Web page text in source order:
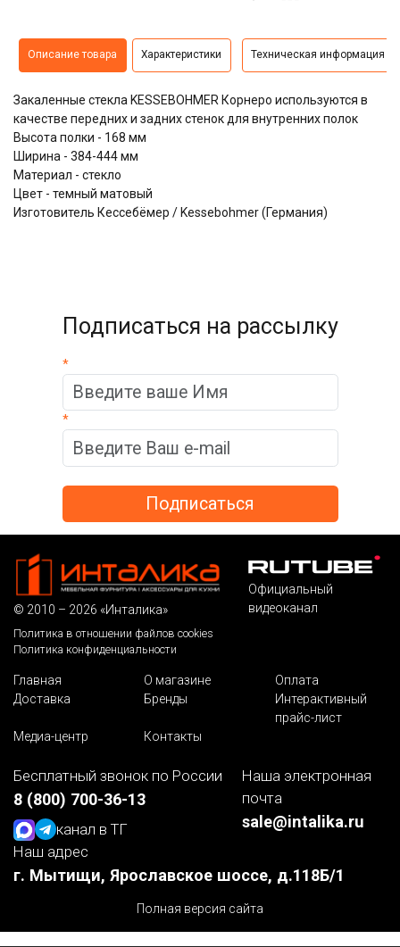
Описание товара Характеристики Техническая информация
Закаленные стекла KESSEBOHMER Корнеро используются в
качестве передних и задних стенок для внутренних полок
Высота полки - 168 мм
Ширина - 384-444 мм
Материал - стекло
Цвет - темный матовый
Изготовитель Кессебёмер / Kessebohmer (Германия)
Подписаться на рассылку
*
*
© 2010 – 2026 «Инталика»
Политика в отношении файлов cookies
Политика конфиденциальности
Официальный
видеоканал
Главная О магазине
Оплата
Доставка
Бренды
Интерактивный
прайс-лист
Медиа-центр
Контакты
Бесплатный звонок по России
8 (800) 700-36-13
канал в ТГ
Наша электронная
почта
sale@intalika.ru
Наш адрес
г. Мытищи, Ярославское шоссе, д.118Б/1
Полная версия сайта